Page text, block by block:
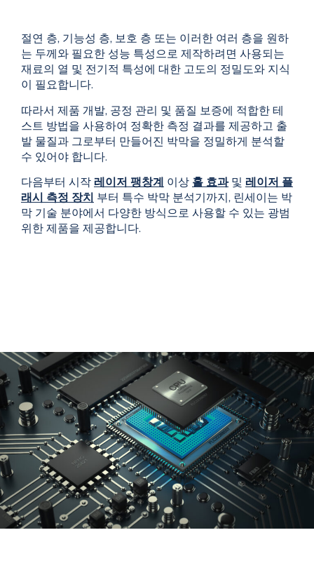
절연 층, 기능성 층, 보호 층 또는 이러한 여러 층을 원하
는 두께와 필요한 성능 특성으로 제작하려면 사용되는
재료의 열 및 전기적 특성에 대한 고도의 정밀도와 지식
이 필요합니다.
따라서 제품 개발, 공정 관리 및 품질 보증에 적합한 테
스트 방법을 사용하여 정확한 측정 결과를 제공하고 출
발 물질과 그로부터 만들어진 박막을 정밀하게 분석할
수 있어야 합니다.
다음부터 시작 레이저 팽창계 이상 홀 효과및 레이저 플
래시 측정 장치
부터 특수 박막 분석기까지, 린세이는 박
막 기술 분야에서 다양한 방식으로 사용할 수 있는 광범
위한 제품을 제공합니다.